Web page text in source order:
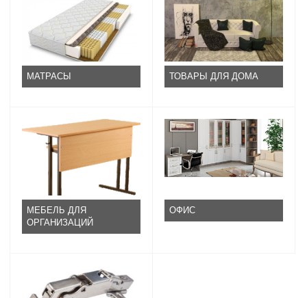
МАТРАСЫ ТОВАРЫ ДЛЯ ДОМА
МЕБЕЛЬ ДЛЯ
ОРГАНИЗАЦИЙ
ОФИС